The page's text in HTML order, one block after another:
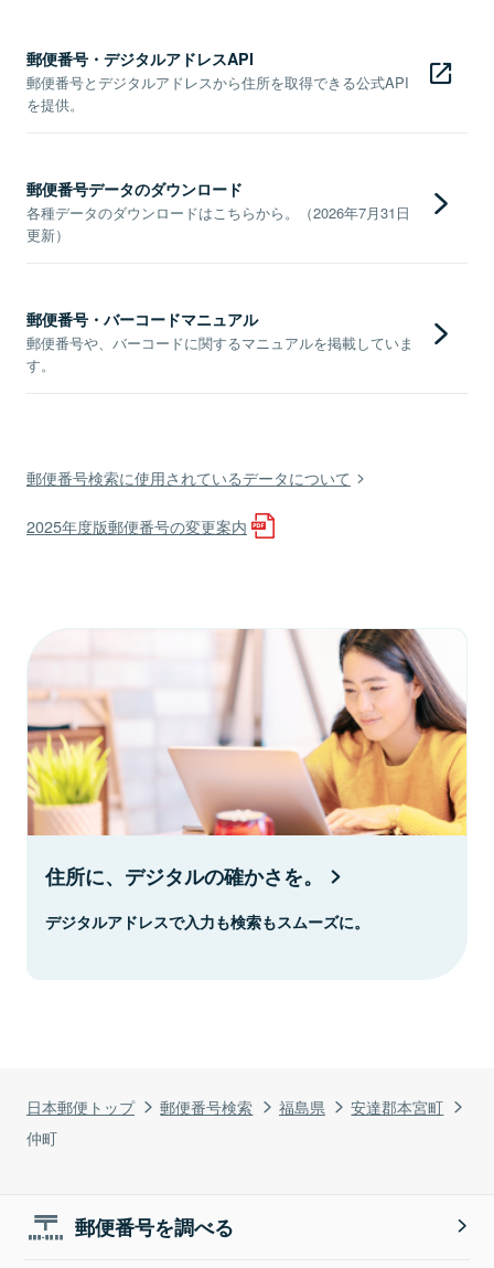
日本郵便トップ 郵便番号検索 福島県
安達郡本宮町
仲町
郵便番号・デジタルアドレスAPI
郵便番号とデジタルアドレスから住所を取得できる公式API
を提供。
郵便番号データのダウンロード
各種データのダウンロードはこちらから。（2026年7月31日
更新）
郵便番号・バーコードマニュアル
郵便番号や、バーコードに関するマニュアルを掲載していま
す。
郵便番号検索に使用されているデータについて
2025年度版郵便番号の変更案内
住所に、デジタルの確かさを。
デジタルアドレスで入力も検索もスムーズに。
郵便番号を調べる